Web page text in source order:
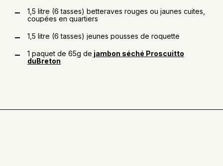
1,5 litre (6 tasses) betteraves rouges ou jaunes cuites,
coupées en quartiers
1,5 litre (6 tasses) jeunes pousses de roquette
1 paquet de 65g de jambon séché Proscuitto
duBreton